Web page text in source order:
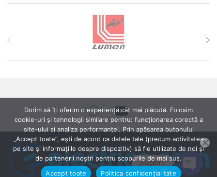
Dorim să îți oferim o experiență cât mai plăcută. Folosim
cookie-uri și tehnologii similare pentru: funcționarea corectă a
site-ului si analiza performanței. Prin apăsarea butonului
„Accept toate”, ești de acord ca datele tale (precum activitatea
pe site și informațiile despre dispozitiv) să fie utilizate de noi și
de partenerii noștri pentru scopurile de mai sus.
Accept toate
Politica confidențialitate
Suport